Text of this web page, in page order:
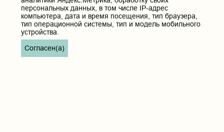
персональных данных, в том числе IP-адрес
компьютера, дата и время посещения, тип браузера,
тип операционной системы, тип и модель мобильного
устройства.
Согласен(а)